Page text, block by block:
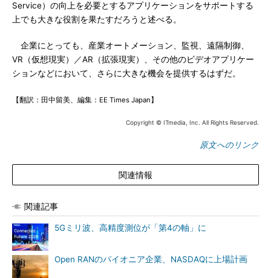
Service）の向上を必要とするアプリケーションをサポートする
上でも大きな役割を果たすだろうと述べる。
企業にとっても、産業オートメーション、監視、遠隔制御、
VR（仮想現実）／AR（拡張現実）、その他のビデオアプリケー
ションなどにおいて、さらに大きな機会を提供するはずだ。
【翻訳：田中留美、編集：EE Times Japan】
Copyright © ITmedia, Inc. All Rights Reserved.
原文へのリンク
関連情報
関連記事
5Gミリ波、高精度測位が「第4の軸」に
Open RANのパイオニア企業、NASDAQに上場計画